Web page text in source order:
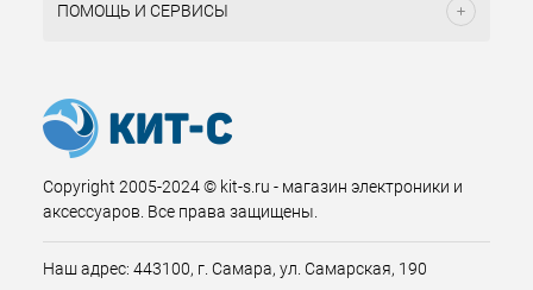
ПОМОЩЬ И СЕРВИСЫ
Copyright 2005-2024 © kit-s.ru - магазин электроники и
аксессуаров. Все права защищены.
Наш адрес: 443100, г. Самара, ул. Самарская, 190